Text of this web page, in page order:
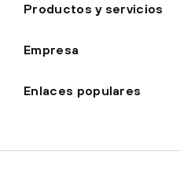
Productos y servicios
Empresa
Enlaces populares